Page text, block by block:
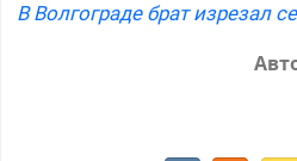
В Волгограде брат изрезал